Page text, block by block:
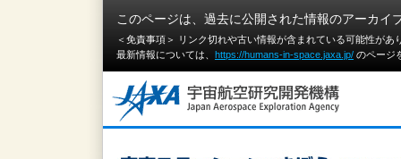
このページは、過去に公開された情報のアーカイ
＜免責事項＞ リンク切れや古い情報が含まれている可能性が
最新情報については、 https://humans-in-space.jaxa.jp/ のページ